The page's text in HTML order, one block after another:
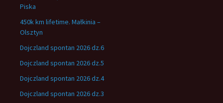
Piska
450k km lifetime. Małkinia –
Olsztyn
Dojczland spontan 2026 dz.6
Dojczland spontan 2026 dz.5
Dojczland spontan 2026 dz.4
Dojczland spontan 2026 dz.3